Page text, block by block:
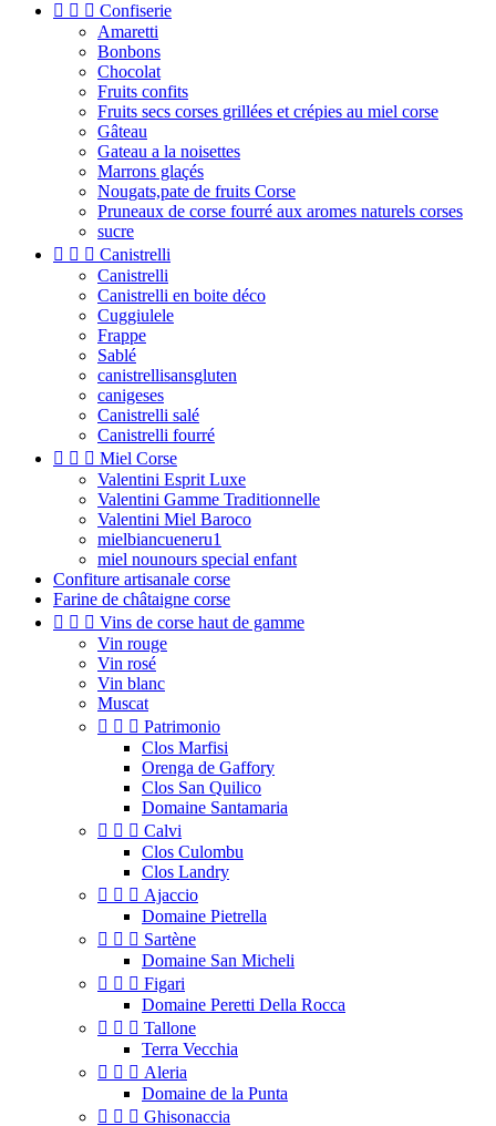
   Confiserie
Amaretti
Bonbons
Chocolat
Fruits confits
Fruits secs corses grillées et crépies au miel corse
Gâteau
Gateau a la noisettes
Marrons glaçés
Nougats,pate de fruits Corse
Pruneaux de corse fourré aux aromes naturels corses
sucre
   Canistrelli
Canistrelli
Canistrelli en boite déco
Cuggiulele
Frappe
Sablé
canistrellisansgluten
canigeses
Canistrelli salé
Canistrelli fourré
   Miel Corse
Valentini Esprit Luxe
Valentini Gamme Traditionnelle
Valentini Miel Baroco
mielbiancueneru1
miel nounours special enfant
Confiture artisanale corse
Farine de châtaigne corse
   Vins de corse haut de gamme
Vin rouge
Vin rosé
Vin blanc
Muscat
   Patrimonio
Clos Marfisi
Orenga de Gaffory
Clos San Quilico
Domaine Santamaria
   Calvi
Clos Culombu
Clos Landry
   Ajaccio
Domaine Pietrella
   Sartène
Domaine San Micheli
   Figari
Domaine Peretti Della Rocca
   Tallone
Terra Vecchia
   Aleria
Domaine de la Punta
   Ghisonaccia